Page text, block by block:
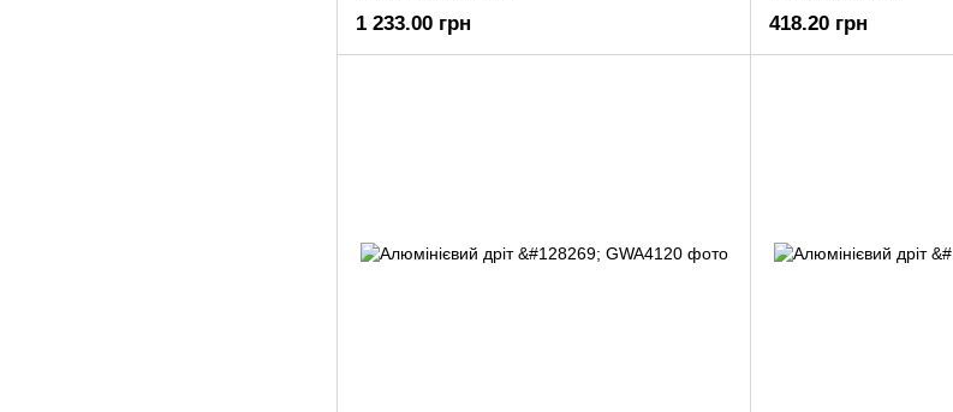
1 233.00 грн 418.20 грн